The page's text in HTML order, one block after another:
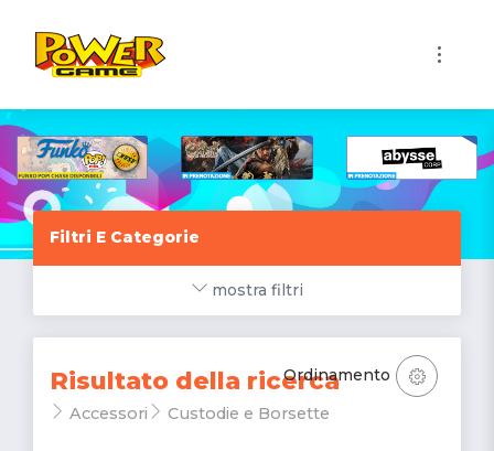
Filtri E Categorie
mostra filtri
Risultato della ricerca
Accessori Custodie e Borsette
Ordinamento